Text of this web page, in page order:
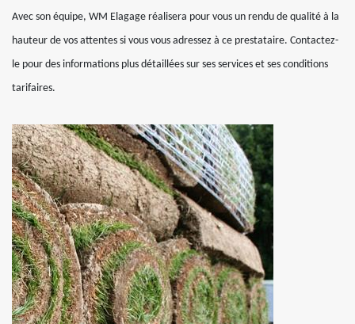
Avec son équipe, WM Elagage réalisera pour vous un rendu de qualité à la
hauteur de vos attentes si vous vous adressez à ce prestataire. Contactez-
le pour des informations plus détaillées sur ses services et ses conditions
tarifaires.